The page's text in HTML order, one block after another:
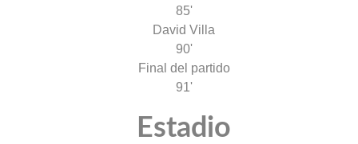
85'
David Villa
90'
Final del partido
91'
Estadio